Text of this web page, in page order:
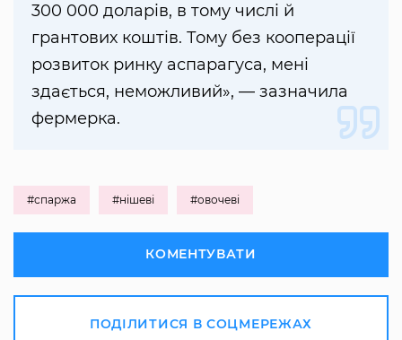
300 000 доларів, в тому числі й
грантових коштів. Тому без кооперації
розвиток ринку аспарагуса, мені
здається, неможливий», — зазначила
фермерка.
#спаржа #нішеві #овочеві
КОМЕНТУВАТИ
ПОДІЛИТИСЯ В СОЦМЕРЕЖАХ